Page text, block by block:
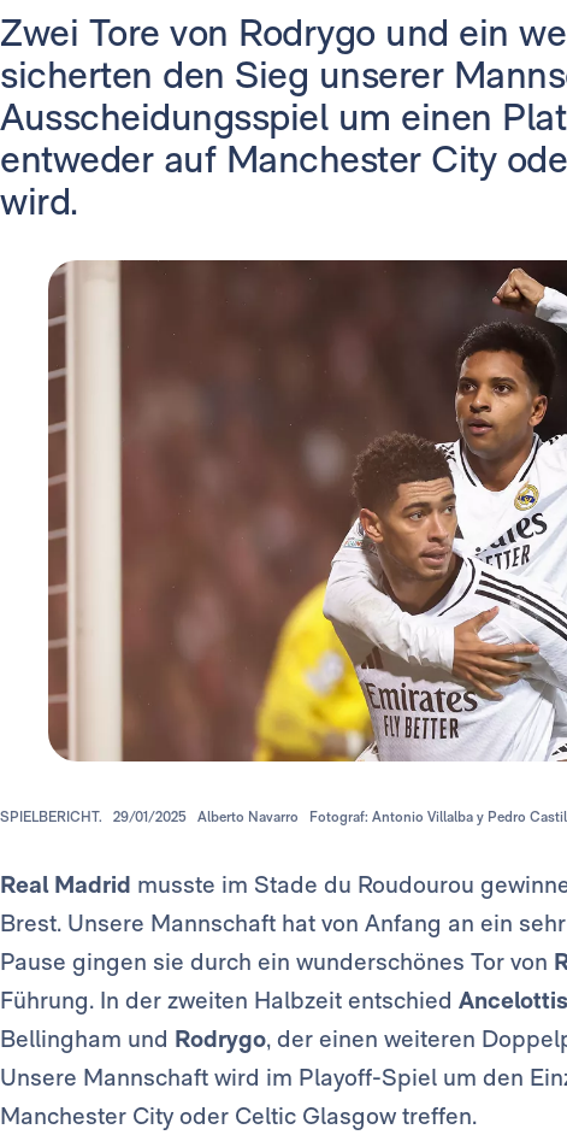
Zwei Tore von Rodrygo und ein
sicherten den Sieg unserer
Ausscheidungsspiel um einen
entweder auf Manchester City
wird.
SPIELBERICHT. 29/01/2025 Alberto Navarro Fotograf: Antonio Villalba y Pedro
Real Madrid musste im Stade du Roudourou
Brest. Unsere Mannschaft hat von Anfang an ein
Pause gingen sie durch ein wunderschönes Tor von
Führung. In der zweiten Halbzeit entschied Ancelottis
Bellingham und Rodrygo, der einen weiteren
Unsere Mannschaft wird im Playoff-Spiel um den
Manchester City oder Celtic Glasgow treffen.